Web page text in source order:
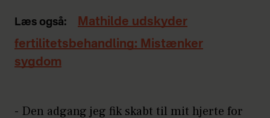
Læs også:
Mathilde udskyder
fertilitetsbehandling: Mistænker
sygdom
- Den adgang jeg fik skabt til mit hjerte for